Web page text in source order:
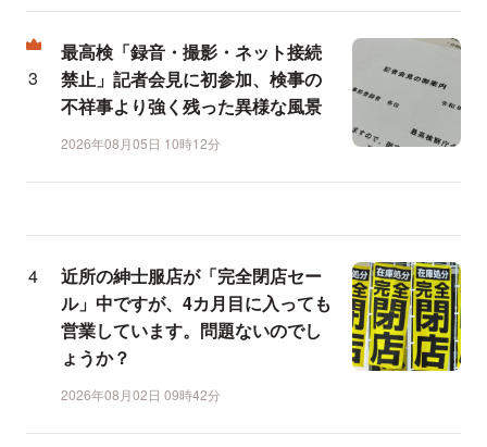
最高検「録音・撮影・ネット接続
禁止」記者会見に初参加、検事の
不祥事より強く残った異様な風景
2026年08月05日 10時12分
近所の紳士服店が「完全閉店セー
ル」中ですが、4カ月目に入っても
営業しています。問題ないのでし
ょうか？
2026年08月02日 09時42分